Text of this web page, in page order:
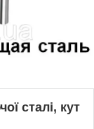
сталі, кут